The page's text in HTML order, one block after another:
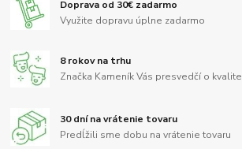
Doprava od 30€ zadarmo
Využite dopravu úplne zadarmo
8 rokov na trhu
Značka Kameník Vás presvedčí o kvalite
30 dní na vrátenie tovaru
Predĺžili sme dobu na vrátenie tovaru